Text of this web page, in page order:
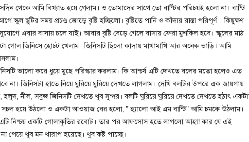
থেকে আমি বিখ্যাত হয়ে গেলাম। ও তোমাদের সাথে তো বান্টির পরিচয়ই হলো না। বান্টি
ছুটির সময় প্রচণ্ড জোড়ে বৃষ্টি হচ্ছিলো। বৃষ্টিতে পানি ও কাঁদায় রাস্তা পরিপূর্ণ । কিছুক্ষণ
এবার বাসায় চলে যাই। আবার বৃষ্টি বেড়ে গেলে বাসায় ফেরা মুশকিল হবে। স্কুলের মাঠ
গোল জিনিসে হোচট খেলাম। জিনিসটি ছিলো কাদায় মাখামাখি আর অনেক ভাড়ি। আমি
ভালো করে ধুয়ে মুছে পরিস্কার করলাম। কি আশ্চর্য এটি দেখতে বলের মতো হলেও এত
না। জিনিসটা হাতে নিয়ে ঘুরিয়ে ঘুরিয়ে দেখতে লাগলাম। দেখি বলটির উপরে এক জায়গায়
নীল, সবুজ জিনিসটি দেখতে খুব সুন্দর। বলটি ঘুরিয়ে ঘুরিয়ে দেখতে দেখতে হঠাৎ একটা
হয়ে উঠলো ও একটা আওয়াজ বের হলো, ” হ্যালো আই এম বান্টি” আমি চমকে উঠলাম।
এটি নিশ্চয় একটি গোলাকৃতির রবোট। তার পর আফসোস হতে লাগলো আহা! কার যে এই
খুব মন খারাপ হয়েছে। খুব কষ্ট পাচ্ছে।